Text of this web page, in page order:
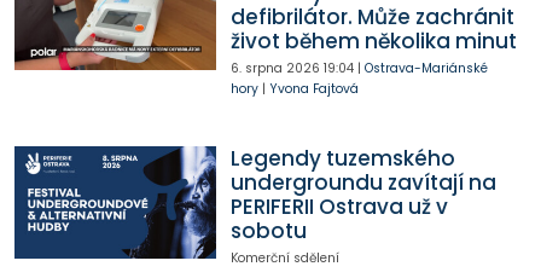
defibrilátor. Může zachránit
život během několika minut
6. srpna 2026 19:04| Ostrava-Mariánské
hory| Yvona Fajtová
Legendy tuzemského
undergroundu zavítají na
PERIFERII Ostrava už v
sobotu
Komerční sdělení